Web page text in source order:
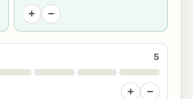
+ −
5
+ −